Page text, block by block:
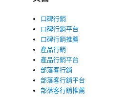
口碑行銷
口碑行銷平台
口碑行銷推薦
產品行銷
產品行銷平台
部落客行銷
部落客行銷平台
部落客行銷推薦